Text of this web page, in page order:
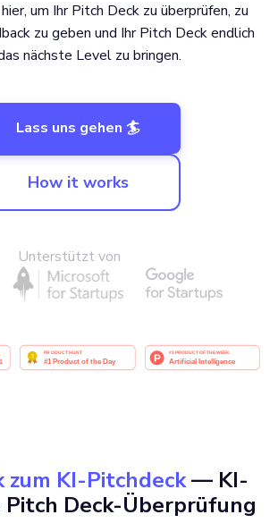
um Ihr Pitch Deck zu überprüfen, zu
zu geben und Ihr Pitch Deck endlich
nächste Level zu bringen.
Lass uns gehen 🏄
How it works
Unterstützt von
zum KI-Pitchdeck— KI-
Deck-Überprüfung